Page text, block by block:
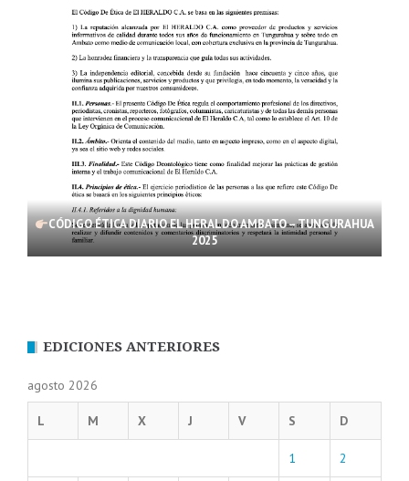
CÓDIGO ÉTICA DIARIO EL HERALDO AMBATO – TUNGURAHUA
2025
EDICIONES ANTERIORES
agosto 2026
L M X J V S D
1 2